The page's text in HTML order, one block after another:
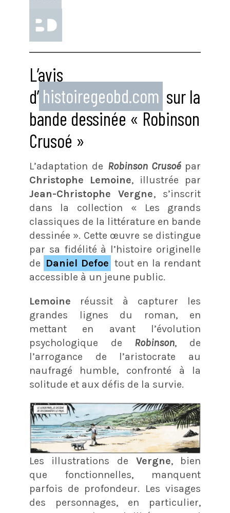
L’avis
d’ histoiregeobd.com sur la
bande dessinée « Robinson
Crusoé »
L’adaptation de Robinson Crusoépar
Christophe Lemoine, illustrée par
Jean-Christophe Vergne, s’inscrit
dans la collection « Les grands
classiques de la littérature en bande
dessinée ». Cette œuvre se distingue
par sa fidélité à l’histoire originelle
de Daniel Defoe tout en la rendant
accessible à un jeune public.
Lemoine réussit à capturer les
grandes lignes du roman, en
mettant en avant l’évolution
psychologique de Robinson, de
l’arrogance de l’aristocrate au
naufragé humble, confronté à la
solitude et aux défis de la survie.
Les illustrations de Vergne, bien
que fonctionnelles, manquent
parfois de profondeur. Les visages
des personnages, en particulier,